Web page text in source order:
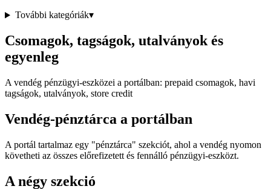
További kategóriák▾
Csomagok, tagságok, utalványok és
egyenleg
A vendég pénzügyi-eszközei a portálban: prepaid csomagok, havi
tagságok, utalványok, store credit
Vendég-pénztárca a portálban
A portál tartalmaz egy "pénztárca" szekciót, ahol a vendég nyomon
követheti az összes előrefizetett és fennálló pénzügyi-eszközt.
A négy szekció